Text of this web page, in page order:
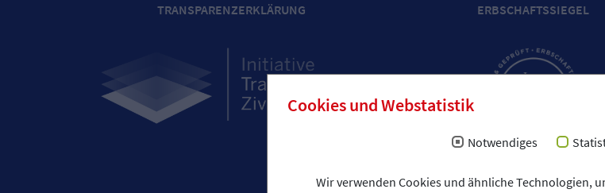
Cookies und Webstatistik
Notwendiges
Wir verwenden Cookies und ähnliche Technologien,
TRANSPARENZERKLÄRUNG ERBSCHAFTSSIEGEL